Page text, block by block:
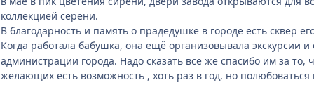
коллекцией серени.
В благодарность и память о прадедушке в городе есть сквер
Когда работала бабушка, она ещё организовывала экскурсии и
администрации города. Надо сказать все же спасибо им за то,
желающих есть возможность , хоть раз в год, но